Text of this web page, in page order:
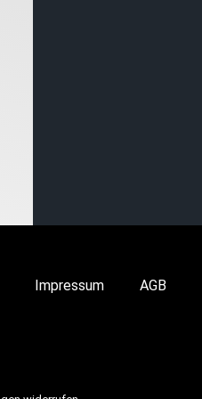
Impressum AGB